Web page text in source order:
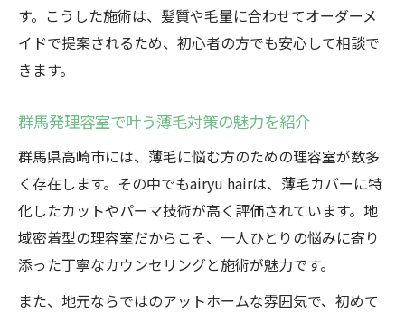
ペタン髪対策に理容室のパーマ施術が効果
的
ペタン髪に悩む男性へ理容室のおすすめポ
イント
理容室だから実現できるペタン髪の悩み解
消術
群馬県高崎市発理容室で体感する新しい薄毛対
策
理容室の最先端薄毛対策を高崎で体験しよ
す。こうした施術は、髪質や毛量に合わせてオーダーメ
イドで提案されるため、初心者の方でも安心して相談で
きます。
群馬発理容室で叶う薄毛対策の魅力を紹介
群馬県高崎市には、薄毛に悩む方のための理容室が数多
く存在します。その中でもairyu hairは、薄毛カバーに特
化したカットやパーマ技術が高く評価されています。地
域密着型の理容室だからこそ、一人ひとりの悩みに寄り
添った丁寧なカウンセリングと施術が魅力です。
また、地元ならではのアットホームな雰囲気で、初めて